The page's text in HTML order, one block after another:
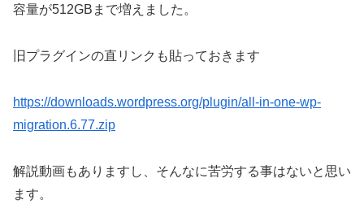
容量が512GBまで増えました。
旧プラグインの直リンクも貼っておきます
https://downloads.wordpress.org/plugin/all-in-one-wp-
migration.6.77.zip
解説動画もありますし、そんなに苦労する事はないと思い
ます。